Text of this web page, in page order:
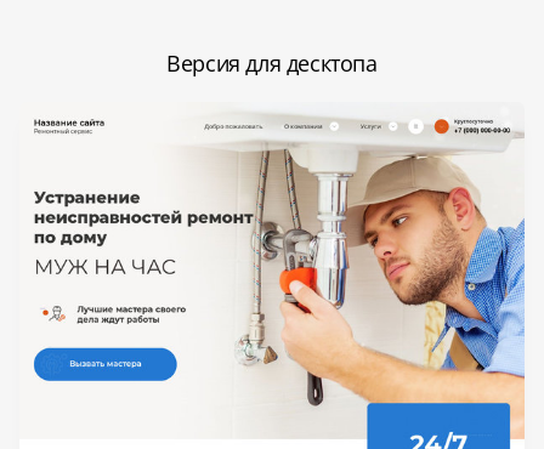
Версия для десктопа